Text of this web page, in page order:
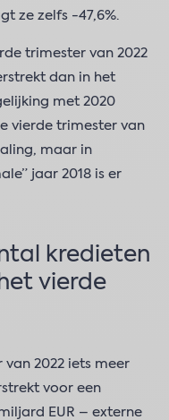
ze zelfs -47,6%.
trimester van 2022
dan in het
met 2020
vierde trimester van
maar in
jaar 2018 is er
kredieten
vierde
van 2022 iets meer
voor een
EUR – externe